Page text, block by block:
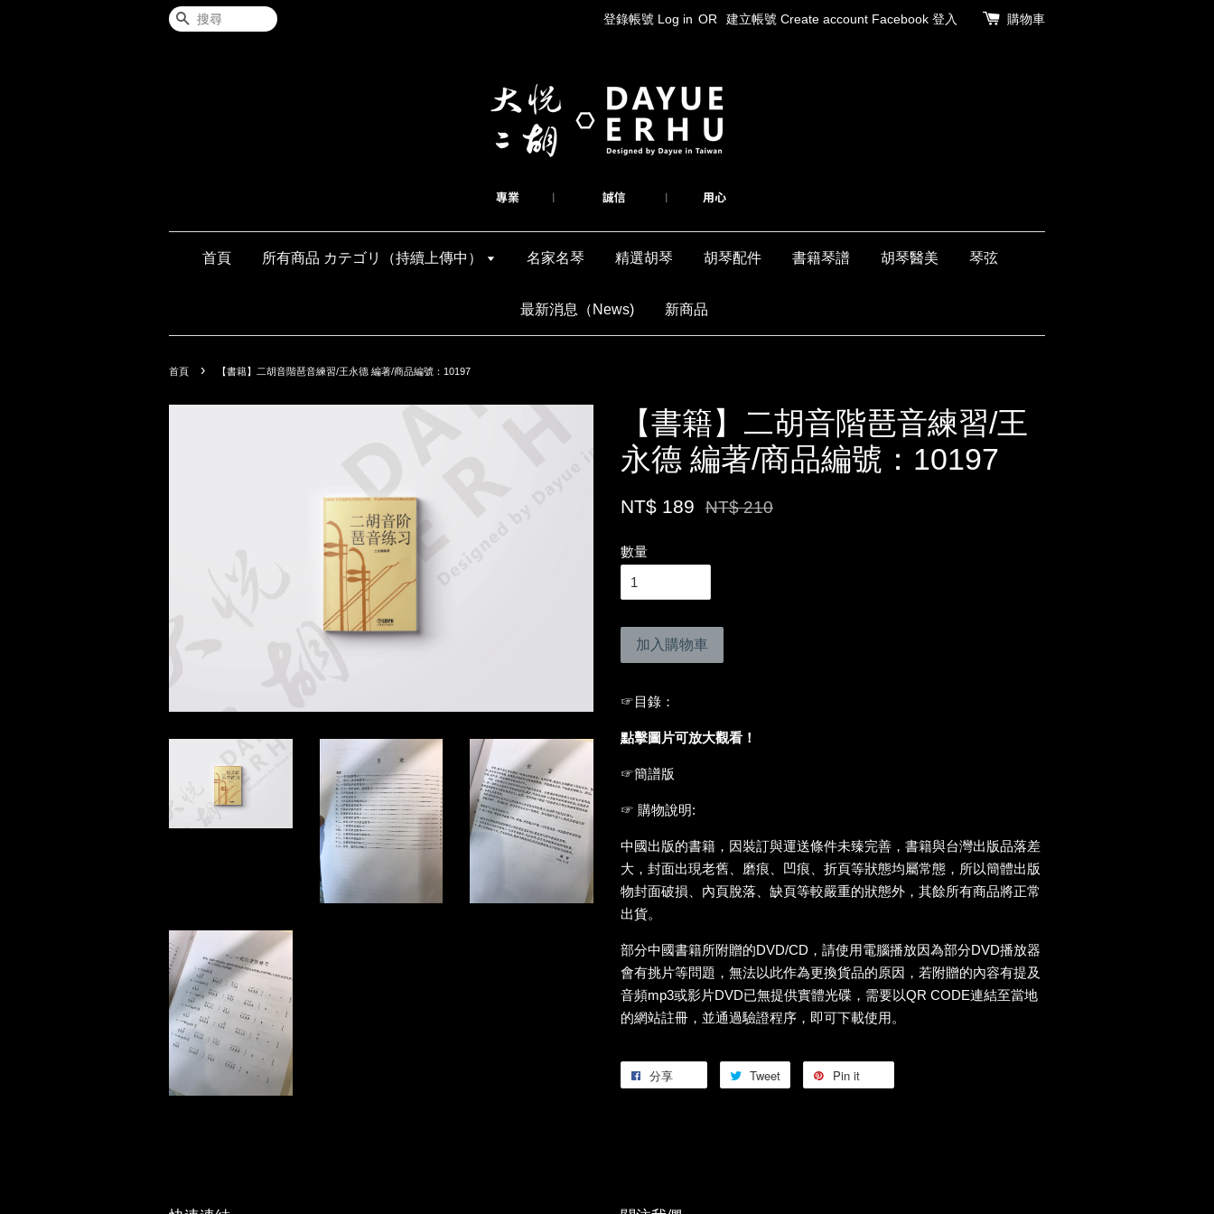
搜尋 登錄帳號 Log in OR 建立帳號 Create account Facebook 登入 購物車
首頁 所有商品 カテゴリ（持續上傳中） 名家名琴 精選胡琴 胡琴配件 書籍琴譜 胡琴醫美 琴弦
最新消息（News) 新商品
首頁 › 【書籍】二胡音階琶音練習/王永德 編著/商品編號：10197
【書籍】二胡音階琶音練習/王
永德 編著/商品編號：10197
NT$ 189 NT$ 210
數量
加入購物車
☞目錄：
點擊圖片可放大觀看！
☞簡譜版
☞ 購物說明:
中國出版的書籍，因裝訂與運送條件未臻完善，書籍與台灣出版品落差
大，封面出現老舊、磨痕、凹痕、折頁等狀態均屬常態，所以簡體出版
物封面破損、內頁脫落、缺頁等較嚴重的狀態外，其餘所有商品將正常
出貨。
部分中國書籍所附贈的DVD/CD，請使用電腦播放因為部分DVD播放器
會有挑片等問題，無法以此作為更換貨品的原因，若附贈的內容有提及
音頻mp3或影片DVD已無提供實體光碟，需要以QR CODE連結至當地
的網站註冊，並通過驗證程序，即可下載使用。
分享 Tweet Pin it